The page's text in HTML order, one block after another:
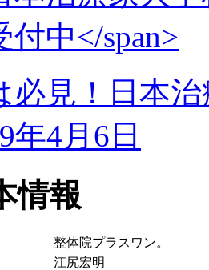
必見！日本
年4月6日
情報
整体院プラスワン。
江尻宏明